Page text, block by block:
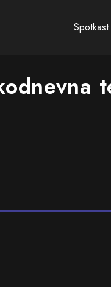
Spotkast